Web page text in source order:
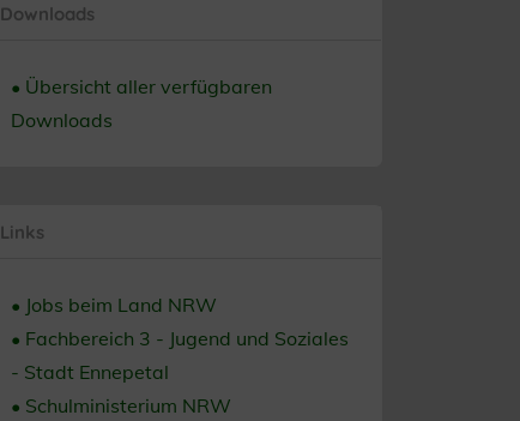
Downloads
• Übersicht aller verfügbaren
Downloads
Links
• Jobs beim Land NRW
• Fachbereich 3 - Jugend und Soziales
- Stadt Ennepetal
• Schulministerium NRW